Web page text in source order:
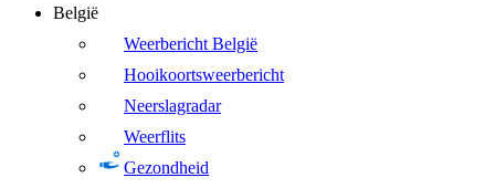
België
Weerbericht België
Hooikoortsweerbericht
Neerslagradar
Weerflits
Gezondheid